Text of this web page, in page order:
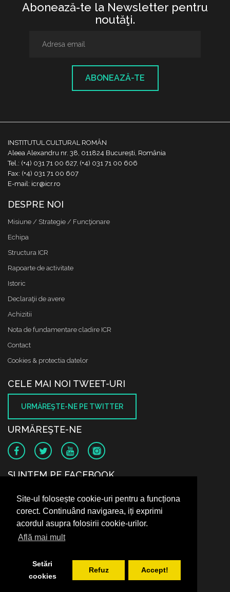
Site-ul folosește cookie-uri pentru a funcționa
corect. Continuând navigarea, iți exprimi
acordul asupra folosirii cookie-urilor.
Află mai mult
Setări
cookies
Refuz Accept!
Abonează-te la Newsletter pentru
noutăţi.
ABONEAZĂ-TE
INSTITUTUL CULTURAL ROMÂN
Aleea Alexandru nr. 38, 011824 București, România
Tel.: (+4) 031 71 00 627, (+4) 031 71 00 606
Fax: (+4) 031 71 00 607
E-mail: icr@icr.ro
DESPRE NOI
Misiune / Strategie / Funcţionare
Echipa
Structura ICR
Rapoarte de activitate
Istoric
Declaraţii de avere
Achizitii
Nota de fundamentare cladire ICR
Contact
Cookies & protectia datelor
CELE MAI NOI TWEET-URI
URMĂREŞTE-NE PE TWITTER
URMĂREŞTE-NE
SUNTEM PE FACEBOOK